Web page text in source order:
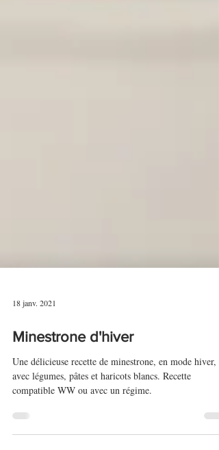
18 janv. 2021
Minestrone d'hiver
Une délicieuse recette de minestrone, en mode hiver,
avec légumes, pâtes et haricots blancs. Recette